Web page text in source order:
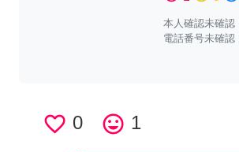
本人確認未確認
電話番号未確認
favorite_border 0 tag_faces 1